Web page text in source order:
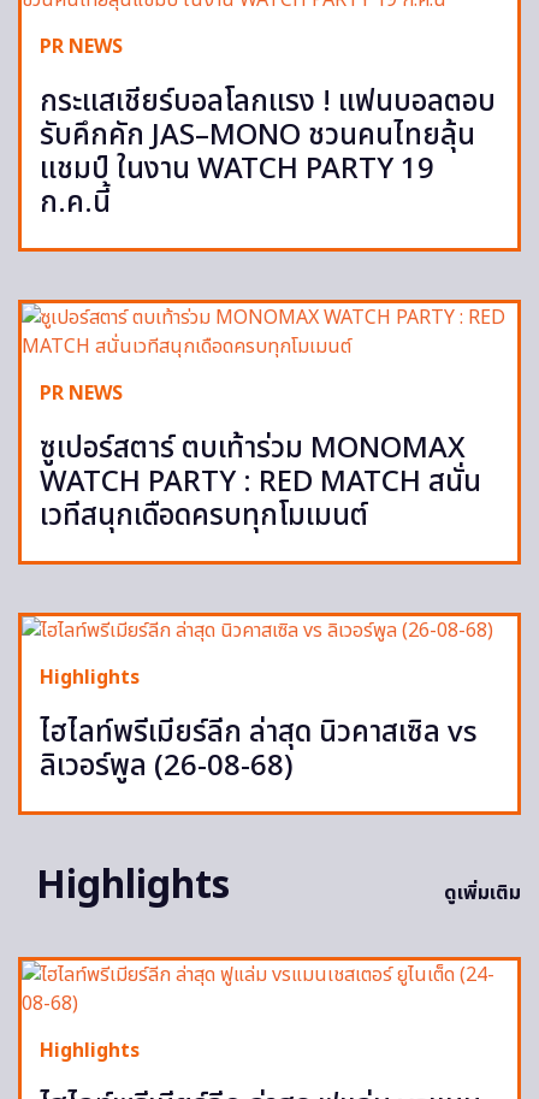
PR NEWS
กระแสเชียร์บอลโลกแรง ! แฟนบอลตอบ
รับคึกคัก JAS–MONO ชวนคนไทยลุ้น
แชมป์ ในงาน WATCH PARTY 19
ก.ค.นี้
PR NEWS
ซูเปอร์สตาร์ ตบเท้าร่วม MONOMAX
WATCH PARTY : RED MATCH สนั่น
เวทีสนุกเดือดครบทุกโมเมนต์
Highlights
ไฮไลท์พรีเมียร์ลีก ล่าสุด นิวคาสเซิล vs
ลิเวอร์พูล (26-08-68)
Highlights ดูเพิ่มเติม
Highlights